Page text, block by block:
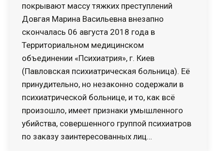
покрывают массу тяжких преступлений
Довгая Марина Васильевна внезапно
скончалась 06 августа 2018 года в
Территориальном медицинском
объединении «Психиатрия», г. Киев
(Павловская психиатрическая больница). Её
принудительно, но незаконно содержали в
психиатрической больнице, и то, как всё
произошло, имеет признаки умышленного
убийства, совершенного группой психиатров
по заказу заинтересованных лиц…